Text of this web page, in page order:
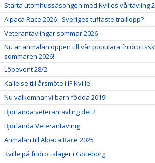
Starta utomhussäsongen med Kvilles vårtävling
Alpaca Race 2026 - Sveriges tuffaste traillopp?
Veterantävlingar sommar 2026
Nu är anmälan öppen till vår populära
sommaren 2026!
Löpevent 28/2
Kallelse till årsmöte i IF Kville
Nu välkomnar vi barn födda 2019!
Björlanda veterantävling del 2
Björlanda Veterantävling
Anmälan till Alpaca Race 2025
Kville på fridrottsläger i Göteborg